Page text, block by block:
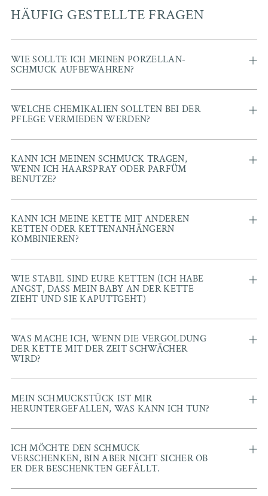
HÄUFIG GESTELLTE FRAGEN
WIE SOLLTE ICH MEINEN PORZELLAN-
SCHMUCK AUFBEWAHREN?
WELCHE CHEMIKALIEN SOLLTEN BEI DER
PFLEGE VERMIEDEN WERDEN?
KANN ICH MEINEN SCHMUCK TRAGEN,
WENN ICH HAARSPRAY ODER PARFÜM
BENUTZE?
KANN ICH MEINE KETTE MIT ANDEREN
KETTEN ODER KETTENANHÄNGERN
KOMBINIEREN?
WIE STABIL SIND EURE KETTEN (ICH HABE
ANGST, DASS MEIN BABY AN DER KETTE
ZIEHT UND SIE KAPUTTGEHT)
WAS MACHE ICH, WENN DIE VERGOLDUNG
DER KETTE MIT DER ZEIT SCHWÄCHER
WIRD?
MEIN SCHMUCKSTÜCK IST MIR
HERUNTERGEFALLEN, WAS KANN ICH TUN?
ICH MÖCHTE DEN SCHMUCK
VERSCHENKEN, BIN ABER NICHT SICHER OB
ER DER BESCHENKTEN GEFÄLLT.